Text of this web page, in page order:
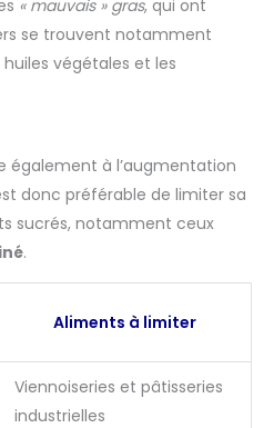
« mauvais » gras, qui ont
se trouvent notamment
huiles végétales et les
également à l’augmentation
donc préférable de limiter sa
sucrés, notamment ceux
.
Aliments à limiter
Viennoiseries et pâtisseries
industrielles